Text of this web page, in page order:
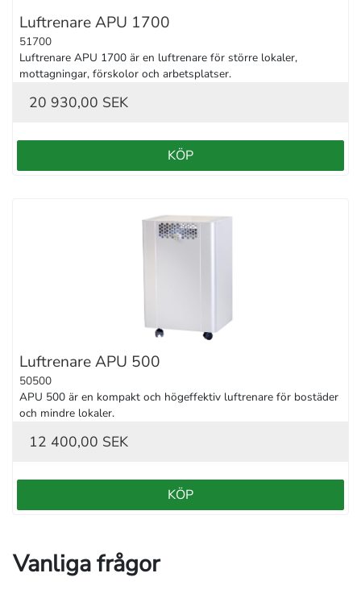
Luftrenare APU 1700
51700
Luftrenare APU 1700 är en luftrenare för större lokaler,
mottagningar, förskolor och arbetsplatser.
20 930,00 SEK
KÖP
Luftrenare APU 500
50500
APU 500 är en kompakt och högeffektiv luftrenare för bostäder
och mindre lokaler.
12 400,00 SEK
KÖP
Vanliga frågor